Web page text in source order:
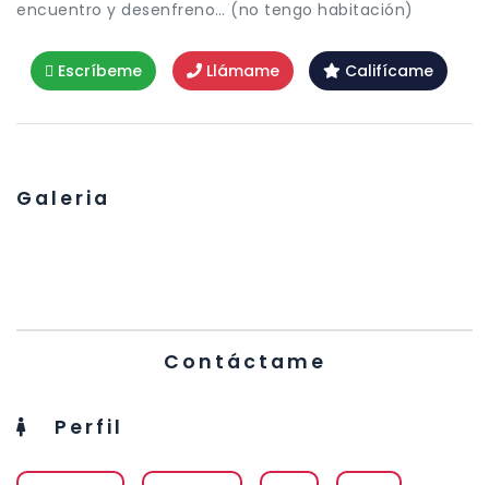
encuentro y desenfreno… (no tengo habitación)
Escríbeme Llámame Califícame
Galeria
Contáctame
Perfil